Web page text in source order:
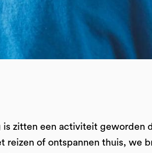
is zitten een activiteit geworden
reizen of ontspannen thuis, we